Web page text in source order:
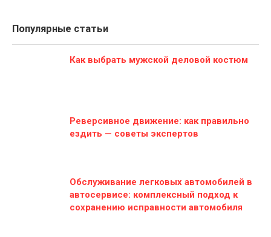
Популярные статьи
Как выбрать мужской деловой костюм
Реверсивное движение: как правильно
ездить — советы экспертов
Обслуживание легковых автомобилей в
автосервисе: комплексный подход к
сохранению исправности автомобиля